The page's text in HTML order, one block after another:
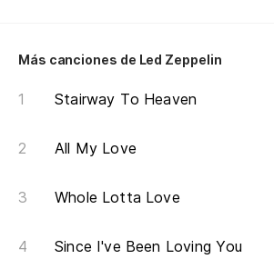
Más canciones de Led Zeppelin
Stairway To Heaven
All My Love
Whole Lotta Love
Since I've Been Loving You